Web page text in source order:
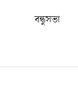
বন্ধুসভা